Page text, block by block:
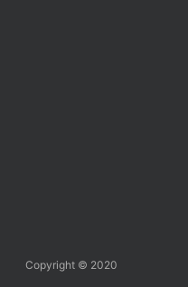
Copyright © 2020